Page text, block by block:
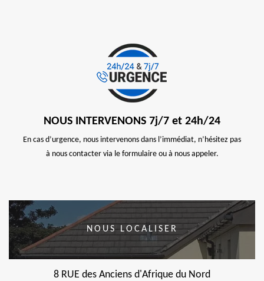
NOUS INTERVENONS 7j/7 et 24h/24
En cas d’urgence, nous intervenons dans l’immédiat, n’hésitez pas
à nous contacter via le formulaire ou à nous appeler.
NOUS LOCALISER
8 RUE des Anciens d'Afrique du Nord